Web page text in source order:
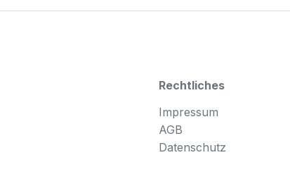
Rechtliches
Impressum
AGB
Datenschutz